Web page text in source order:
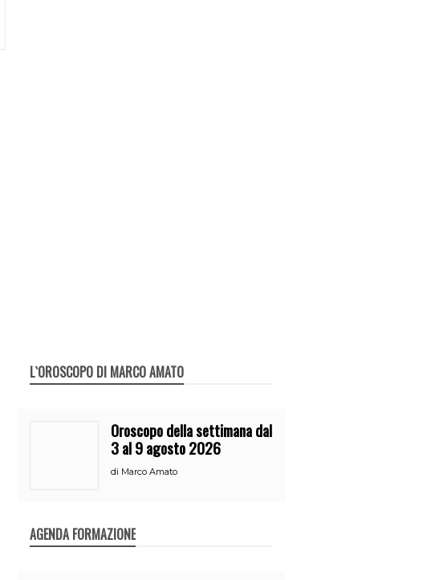
L`OROSCOPO DI MARCO AMATO
Oroscopo della settimana dal
3 al 9 agosto 2026
di Marco Amato
AGENDA FORMAZIONE